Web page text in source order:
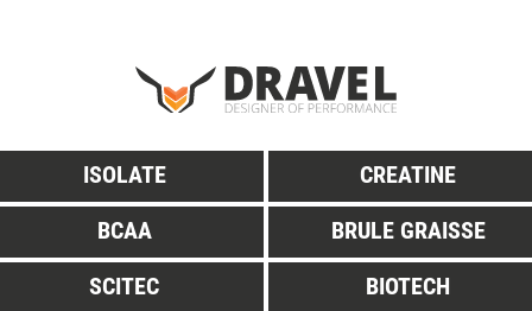
ISOLATE
CREATINE
BCAA
BRULE GRAISSE
SCITEC
BIOTECH